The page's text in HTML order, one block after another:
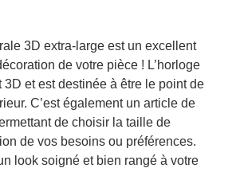
3D extra-large est un excellent
de votre pièce ! L’horloge
3D et est destinée à être le point de
C’est également un article de
de choisir la taille de
de vos besoins ou préférences.
look soigné et bien rangé à votre